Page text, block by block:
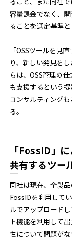
容量課金でなく、
ることを選定基準と
「OSSツールを見
り、新しい発見を
らは、OSS管理の
も支援するという
コンサルティング
る。
「FossID」
共有するツー
同社は現在、全製
FossIDを利用して
ルでアップロード
ト機能を利用して
性について問題がな